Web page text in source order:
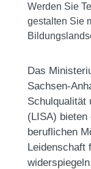
Werden Sie
gestalten Sie
Das
Sachsen-
Schulqualität
(LISA)
beruflichen
Leidenschaft